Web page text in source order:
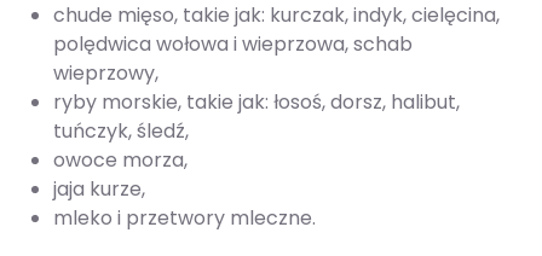
chude mięso, takie jak: kurczak, indyk, cielęcina,
polędwica wołowa i wieprzowa, schab
wieprzowy,
ryby morskie, takie jak: łosoś, dorsz, halibut,
tuńczyk, śledź,
owoce morza,
jaja kurze,
mleko i przetwory mleczne.